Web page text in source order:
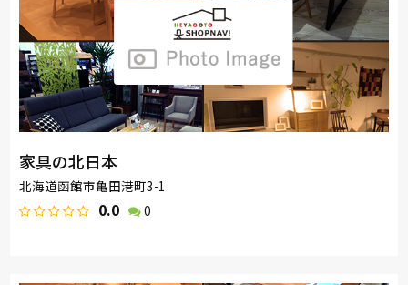
家具の北日本
北海道函館市亀田港町3-1
0.0 0